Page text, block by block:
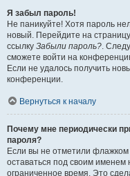
Я забыл пароль!
Не паникуйте! Хотя пароль
новый. Перейдите на
ссылку Забыли пароль?.
сможете войти на
Если не удалось получить
конференции.
Вернуться к началу
Почему мне периодически
пароля?
Если вы не отметили флажком
оставаться под своим именем
ограниченное время. Это